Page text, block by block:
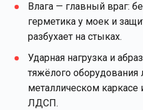
Влага — главный враг:
герметика у моек и
разбухает на стыках.
Ударная нагрузка и
тяжёлого оборудования
металлическом каркасе
ЛДСП.